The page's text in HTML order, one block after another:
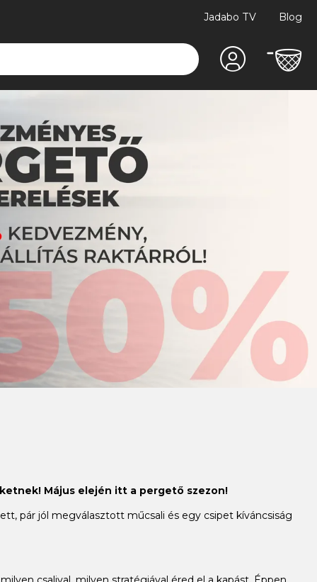
Jadabo TV Blog
Május elején itt a pergető szezon!
pár jól megválasztott műcsali és egy csipet kíváncsiság